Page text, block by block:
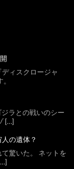
ィスクロージャ
ラとの戦いのシー
[…]
の遺体？
驚いた。 ネットを